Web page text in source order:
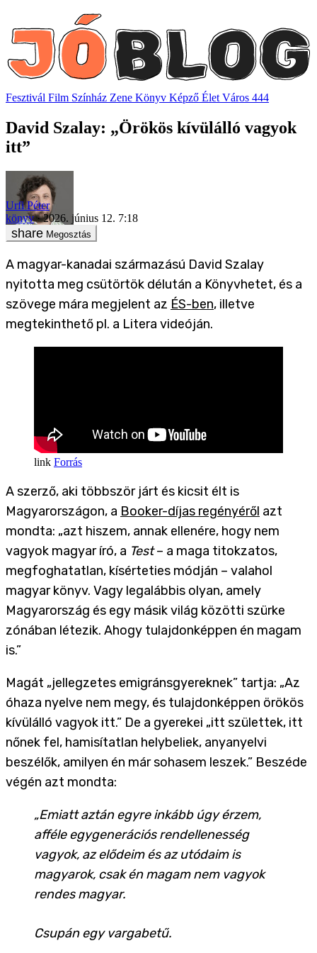
Fesztivál Film Színház Zene Könyv Képző Élet Város 444
David Szalay: „Örökös kívülálló vagyok
itt”
Urfi Péter
könyv
2026. június 12. 7:18
Megosztás
A magyar-kanadai származású David Szalay
nyitotta meg csütörtök délután a Könyvhetet, és a
szövege mára megjelent az ÉS-ben, illetve
megtekinthető pl. a Litera videóján.
Forrás
A szerző, aki többször járt és kicsit élt is
Magyarországon, a Booker-díjas regényéről azt
mondta: „azt hiszem, annak ellenére, hogy nem
vagyok magyar író, a Test– a maga titokzatos,
megfoghatatlan, kísérteties módján – valahol
magyar könyv. Vagy legalábbis olyan, amely
Magyarország és egy másik világ közötti szürke
zónában létezik. Ahogy tulajdonképpen én magam
is.”
Magát „jellegzetes emigránsgyereknek” tartja: „Az
óhaza nyelve nem megy, és tulajdonképpen örökös
kívülálló vagyok itt.” De a gyerekei „itt születtek, itt
nőnek fel, hamisítatlan helybeliek, anyanyelvi
beszélők, amilyen én már sohasem leszek.” Beszéde
végén azt mondta:
„Emiatt aztán egyre inkább úgy érzem,
afféle egygenerációs rendellenesség
vagyok, az elődeim és az utódaim is
magyarok, csak én magam nem vagyok
rendes magyar.
Csupán egy vargabetű.